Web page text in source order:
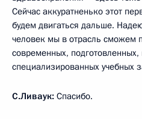
Сейчас аккуратненько этот
будем двигаться дальше.
человек мы в отрасль сможем
современных, подготовленных,
специализированных учебных
С.Ливаук: Спасибо.